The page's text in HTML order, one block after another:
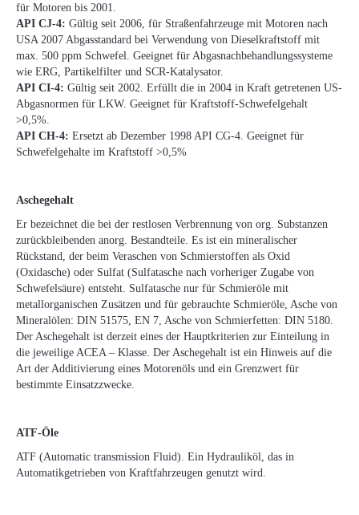
für Motoren bis 2001.
API CJ-4: Gültig seit 2006, für Straßenfahrzeuge mit Motoren nach
USA 2007 Abgasstandard bei Verwendung von Dieselkraftstoff mit
max. 500 ppm Schwefel. Geeignet für Abgasnachbehandlungssysteme
wie ERG, Partikelfilter und SCR-Katalysator.
API CI-4: Gültig seit 2002. Erfüllt die in 2004 in Kraft getretenen US-
Abgasnormen für LKW. Geeignet für Kraftstoff-Schwefelgehalt
>0,5%.
API CH-4: Ersetzt ab Dezember 1998 API CG-4. Geeignet für
Schwefelgehalte im Kraftstoff >0,5%
Aschegehalt
Er bezeichnet die bei der restlosen Verbrennung von org. Substanzen
zurückbleibenden anorg. Bestandteile. Es ist ein mineralischer
Rückstand, der beim Veraschen von Schmierstoffen als Oxid
(Oxidasche) oder Sulfat (Sulfatasche nach vorheriger Zugabe von
Schwefelsäure) entsteht. Sulfatasche nur für Schmieröle mit
metallorganischen Zusätzen und für gebrauchte Schmieröle, Asche von
Mineralölen: DIN 51575, EN 7, Asche von Schmierfetten: DIN 5180.
Der Aschegehalt ist derzeit eines der Hauptkriterien zur Einteilung in
die jeweilige ACEA – Klasse. Der Aschegehalt ist ein Hinweis auf die
Art der Additivierung eines Motorenöls und ein Grenzwert für
bestimmte Einsatzzwecke.
ATF-Öle
ATF (Automatic transmission Fluid). Ein Hydrauliköl, das in
Automatikgetrieben von Kraftfahrzeugen genutzt wird.